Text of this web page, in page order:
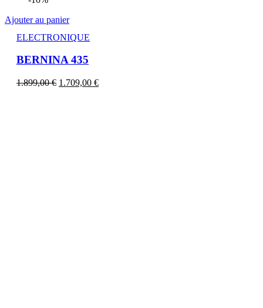
Ajouter au panier
ELECTRONIQUE
BERNINA 435
1.899,00€ 1.709,00 €